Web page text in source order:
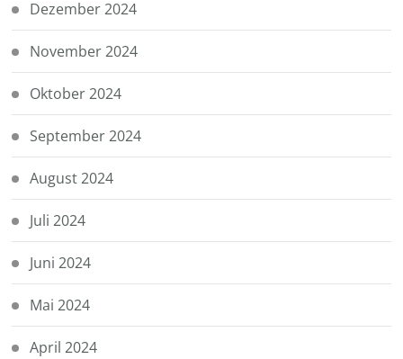
Dezember 2024
November 2024
Oktober 2024
September 2024
August 2024
Juli 2024
Juni 2024
Mai 2024
April 2024